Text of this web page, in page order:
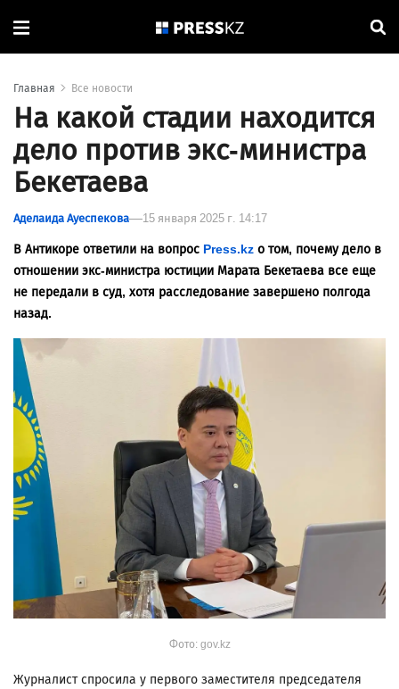
Главная Все новости
На какой стадии находится
дело против экс-министра
Бекетаева
Аделаида Ауеспекова 15 января 2025 г. 14:17
В Антикоре ответили на вопрос Press.kz о том, почему дело в
отношении экс-министра юстиции Марата Бекетаева все еще
не передали в суд, хотя расследование завершено полгода
назад.
Фото: gov.kz
Журналист спросила у первого заместителя председателя